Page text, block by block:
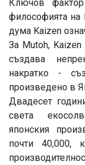
Ключов
философията на
дума Kaizen
За Mutoh,
създава
накратко -
произведено в
Двадесет
света
японския
почти 40,000,